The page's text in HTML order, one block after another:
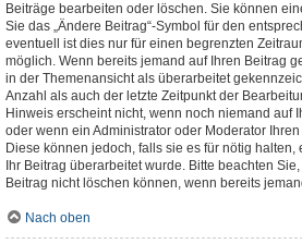
Beiträge bearbeiten oder löschen. Sie können
Sie das „Ändere Beitrag“-Symbol für den
eventuell ist dies nur für einen begrenzten
möglich. Wenn bereits jemand auf Ihren Beitrag
in der Themenansicht als überarbeitet
Anzahl als auch der letzte Zeitpunkt der
Hinweis erscheint nicht, wenn noch niemand auf
oder wenn ein Administrator oder Moderator
Diese können jedoch, falls sie es für nötig
Ihr Beitrag überarbeitet wurde. Bitte beachten
Beitrag nicht löschen können, wenn bereits
Nach oben